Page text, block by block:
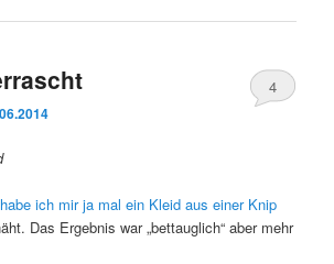
4
habe ich mir ja mal ein Kleid aus einer Knip
Das Ergebnis war „bettauglich“ aber mehr